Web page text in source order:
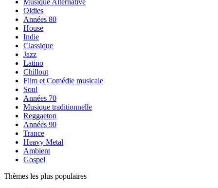
Musique Alternative
Oldies
Années 80
House
Indie
Classique
Jazz
Latino
Chillout
Film et Comédie musicale
Soul
Années 70
Musique traditionnelle
Reggaeton
Années 90
Trance
Heavy Metal
Ambient
Gospel
Thèmes les plus populaires